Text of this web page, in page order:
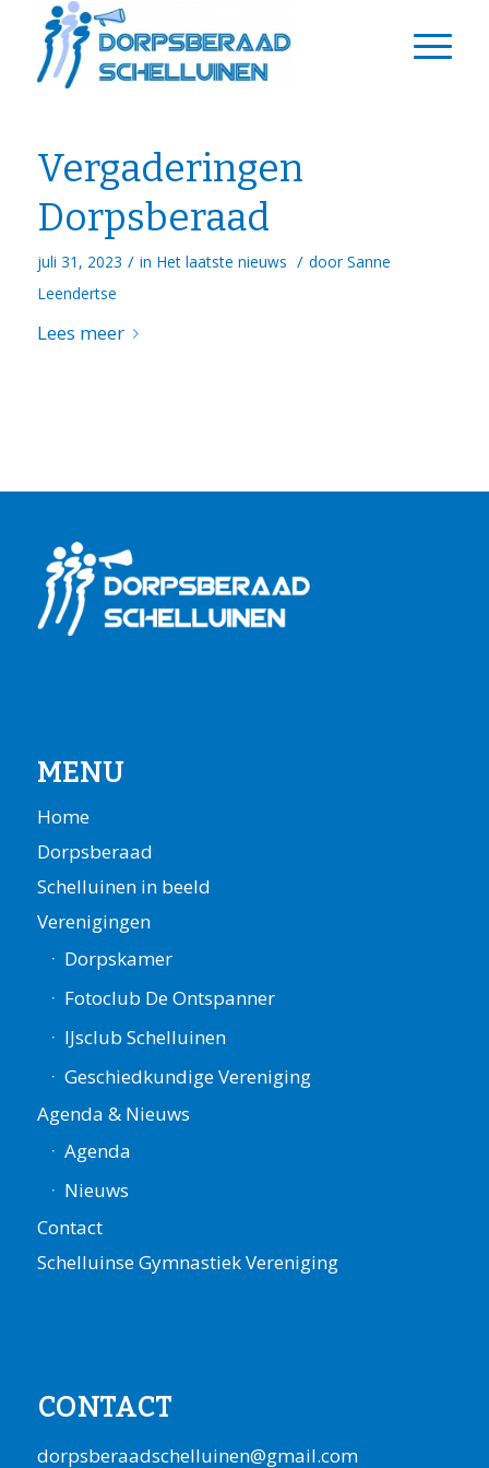
Vergaderingen
Dorpsberaad
juli 31, 2023 / in Het laatste nieuws / door Sanne
Leendertse
Lees meer
MENU
Home
Dorpsberaad
Schelluinen in beeld
Verenigingen
Dorpskamer
Fotoclub De Ontspanner
IJsclub Schelluinen
Geschiedkundige Vereniging
Agenda & Nieuws
Agenda
Nieuws
Contact
Schelluinse Gymnastiek Vereniging
CONTACT
dorpsberaadschelluinen@gmail.com